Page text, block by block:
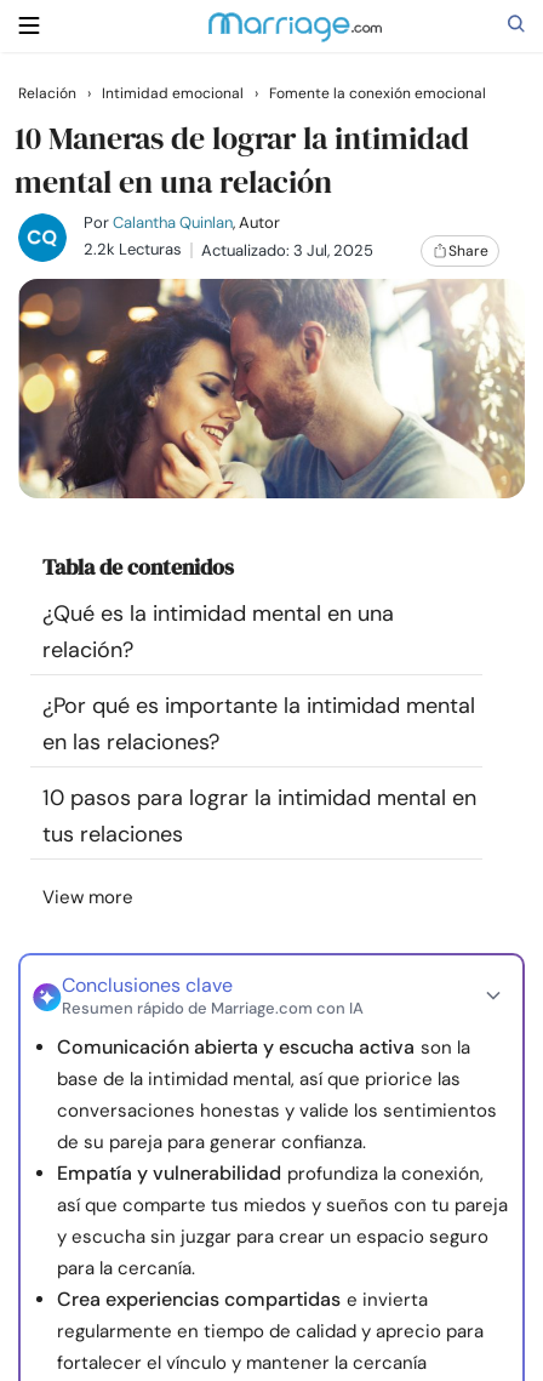
Buscar
Casarse
Relaciones
Familia
Ayuda
Cursos
Recursos
Comunidad
Encuentra un terapeuta
Idioma ES
nosotros
Relación › Intimidad emocional › Fomente la conexión emocional
10 Maneras de lograr la intimidad
mental en una relación
PorCalantha Quinlan, Autor
2.2k Lecturas
Actualizado: 3 Jul, 2025 Share
Tabla de contenidos
¿Qué es la intimidad mental en una
relación?
¿Por qué es importante la intimidad mental
en las relaciones?
10 pasos para lograr la intimidad mental en
tus relaciones
View more
Conclusiones clave
Resumen rápido de Marriage.com con IA
Comunicación abierta y escucha activa son la
base de la intimidad mental, así que priorice las
conversaciones honestas y valide los sentimientos
de su pareja para generar confianza.
Empatía y vulnerabilidad profundiza la conexión,
así que comparte tus miedos y sueños con tu pareja
y escucha sin juzgar para crear un espacio seguro
para la cercanía.
Crea experiencias compartidas e invierta
regularmente en tiempo de calidad y aprecio para
fortalecer el vínculo y mantener la cercanía